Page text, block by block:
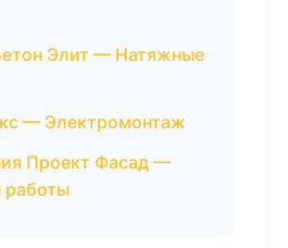
Элит — Натяжные
— Электромонтаж
Проект Фасад —
работы